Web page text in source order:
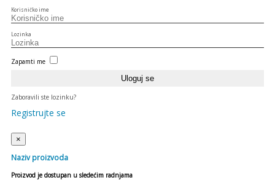
Korisničko ime
Lozinka
Zapamti me
Zaboravili ste lozinku?
Registrujte se
×
Naziv proizvoda
Proizvod je dostupan u sledećim radnjama